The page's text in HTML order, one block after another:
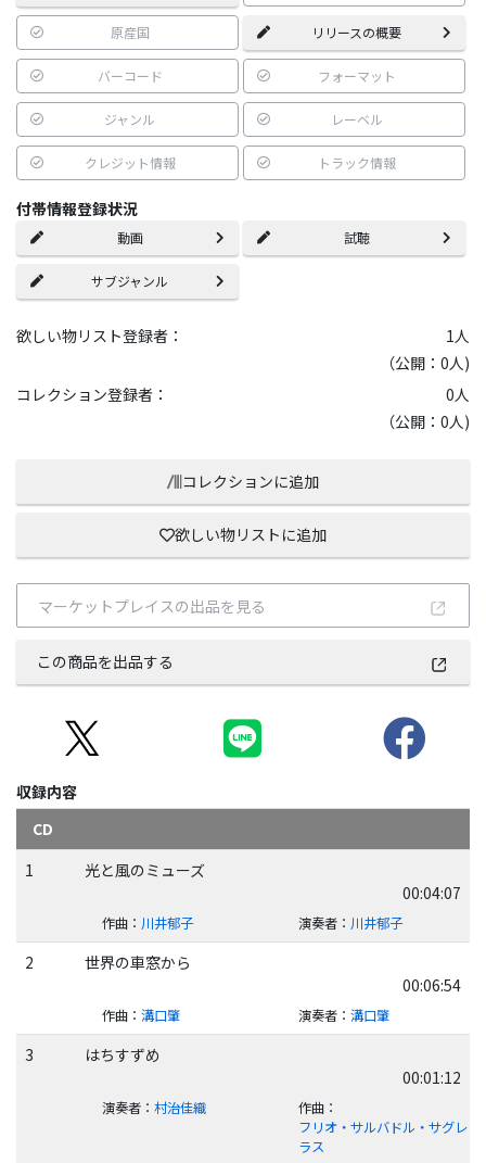
原産国 リリースの概要
バーコード フォーマット
ジャンル レーベル
クレジット情報 トラック情報
付帯情報登録状況
動画 試聴
サブジャンル
欲しい物リスト登録者： 1人
（公開：0人)
コレクション登録者：
0人
（公開：0人)
コレクションに追加
欲しい物リストに追加
マーケットプレイスの出品を見る
この商品を出品する
収録内容
CD
1
光と風のミューズ
00:04:07
作曲： 川井郁子 演奏者： 川井郁子
2
世界の車窓から
00:06:54
作曲： 溝口肇 演奏者： 溝口肇
3
はちすずめ
00:01:12
演奏者： 村治佳織 作曲：
フリオ・サルバドル・サグレ
ラス